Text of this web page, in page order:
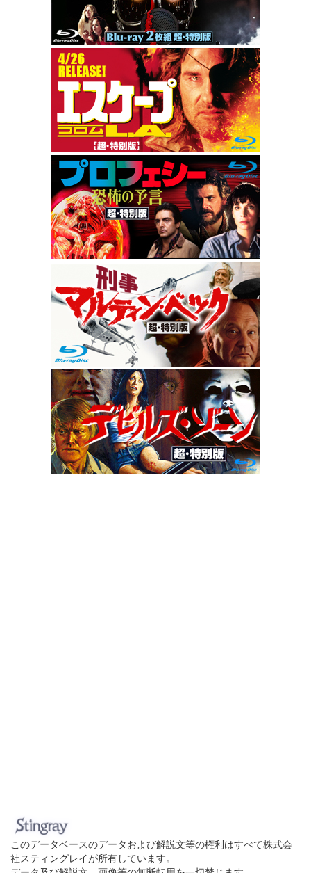
このデータベースのデータおよび解説文等の権利はすべて株式会
社スティングレイが所有しています。